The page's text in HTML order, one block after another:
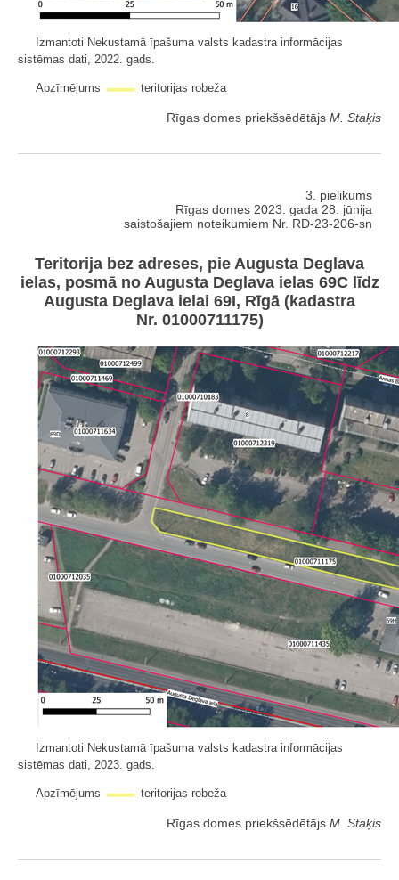
Izmantoti Nekustamā īpašuma valsts kadastra informācijas
sistēmas dati, 2022. gads.
Apzīmējums teritorijas robeža
Rīgas domes priekšsēdētājs M. Staķis
3. pielikums
Rīgas domes 2023. gada 28. jūnija
saistošajiem noteikumiem Nr. RD-23-206-sn
Teritorija bez adreses, pie Augusta Deglava
ielas, posmā no Augusta Deglava ielas 69C līdz
Augusta Deglava ielai 69I, Rīgā (kadastra
Nr. 01000711175)
Izmantoti Nekustamā īpašuma valsts kadastra informācijas
sistēmas dati, 2023. gads.
Apzīmējums teritorijas robeža
Rīgas domes priekšsēdētājs M. Staķis